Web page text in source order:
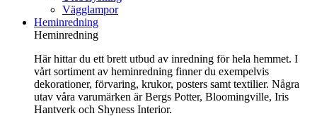
Vägglampor
Heminredning
Heminredning
Här hittar du ett brett utbud av inredning för hela hemmet. I
vårt sortiment av heminredning finner du exempelvis
dekorationer, förvaring, krukor, posters samt textilier. Några
utav våra varumärken är Bergs Potter, Bloomingville, Iris
Hantverk och Shyness Interior.